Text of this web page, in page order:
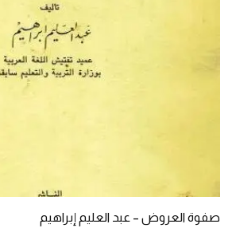
صفوة العروض – عبد العليم إبراهيم